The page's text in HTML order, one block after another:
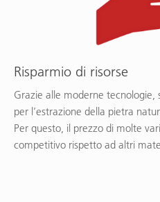
Risparmio di risorse
Grazie alle moderne tecnologie,
per l’estrazione della pietra
Per questo, il prezzo di molte
competitivo rispetto ad altri